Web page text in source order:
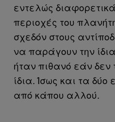
εντελώς
περιοχές του
σχεδόν στους
να παράγουν την
ήταν πιθανό εάν
ίδια. Ίσως και τα δύο
από κάπου αλλού.